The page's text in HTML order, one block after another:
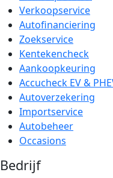
Verkoopservice
Autofinanciering
Zoekservice
Kentekencheck
Aankoopkeuring
Accucheck EV &
Autoverzekering
Importservice
Autobeheer
Occasions
Bedrijf